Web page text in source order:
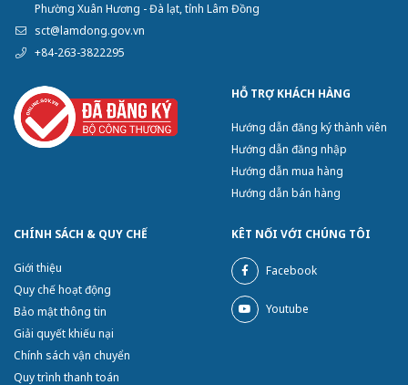
Phường Xuân Hương - Đà lạt, tỉnh Lâm Đồng
sct@lamdong.gov.vn
+84-263-3822295
HỖ TRỢ KHÁCH HÀNG
Hướng dẫn đăng ký thành viên
Hướng dẫn đăng nhập
Hướng dẫn mua hàng
Hướng dẫn bán hàng
CHÍNH SÁCH & QUY CHẾ
Giới thiệu
Quy chế hoạt động
Bảo mật thông tin
Giải quyết khiếu nại
Chính sách vận chuyển
Quy trình thanh toán
KÊT NỐI VỚI CHÚNG TÔI
Facebook
Youtube